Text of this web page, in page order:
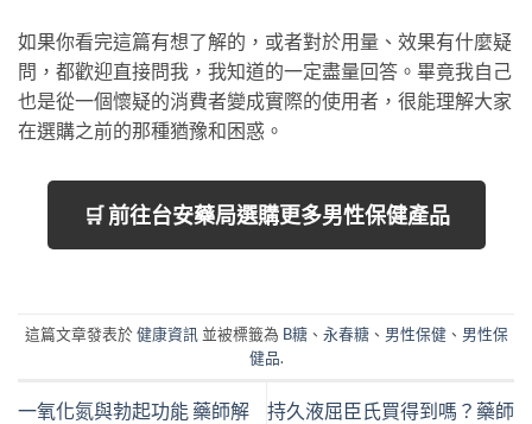
如果你看完這篇有想了解的，或者對於用量、效果有什麼疑
問，都歡迎直接問我，我知道的一定盡量回答。畢竟我自己
也是從一個懷疑的消費者變成實際的使用者，很能理解大家
在選購之前的那種猶豫和困惑。
🛒 前往台安藥局選購更多男性保健產品
這篇文章發表於健康資訊並被標籤為 B糖、 永春糖、 男性保健、 男性保
健品.
一氧化氮與勃起功能 藥師解
持久液屈臣氏買得到嗎？藥師